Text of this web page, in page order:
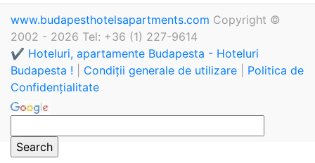
www.budapesthotelsapartments.com Copyright ©
2002 - 2026 Tel: +36 (1) 227-9614
✔️ Hoteluri, apartamente Budapesta - Hoteluri
Budapesta !
Condiții generale de utilizare
Politica de
Confidențialitate